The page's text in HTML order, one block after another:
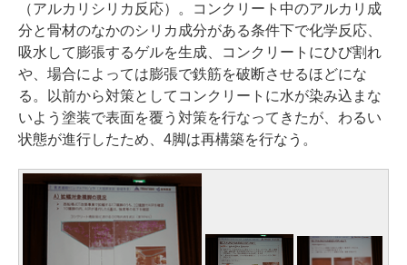
（アルカリシリカ反応）。コンクリート中のアルカリ成
分と骨材のなかのシリカ成分がある条件下で化学反応、
吸水して膨張するゲルを生成、コンクリートにひび割れ
や、場合によっては膨張で鉄筋を破断させるほどにな
る。以前から対策としてコンクリートに水が染み込まな
いよう塗装で表面を覆う対策を行なってきたが、わるい
状態が進行したため、4脚は再構築を行なう。